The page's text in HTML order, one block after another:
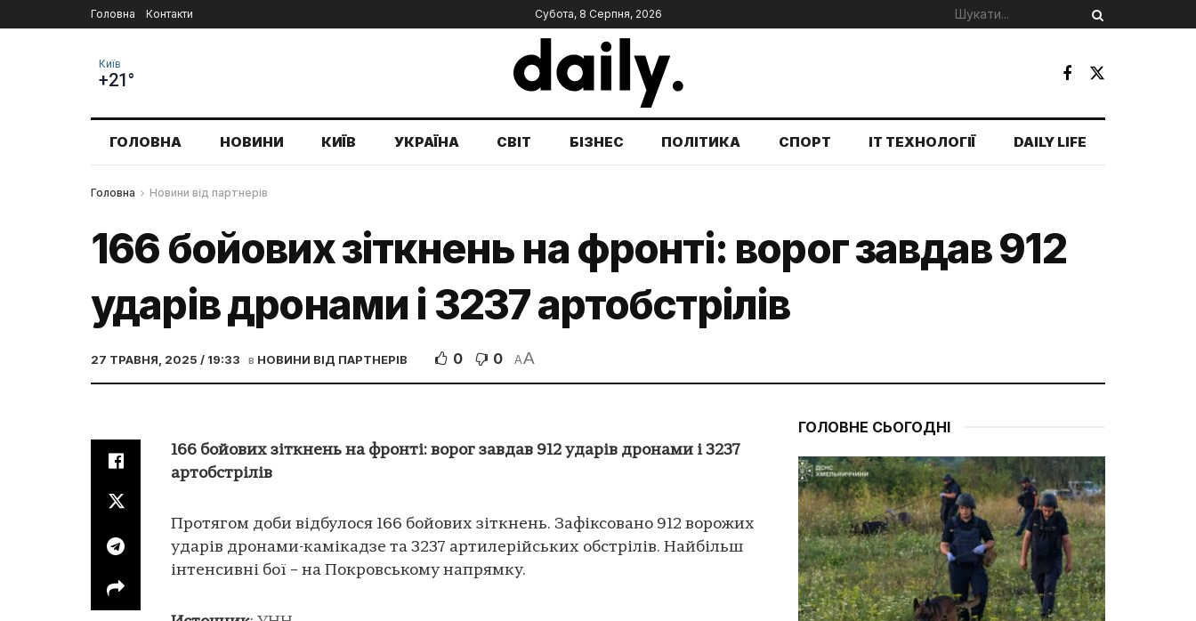
Головна Контакти Субота, 8 Серпня, 2026
Київ
+21°
ГОЛОВНА НОВИНИ КИЇВ УКРАЇНА СВІТ БІЗНЕС ПОЛІТИКА СПОРТ IT ТЕХНОЛОГІЇ DAILY LIFE
Головна Новини від партнерів
166 бойових зіткнень на фронті: ворог завдав 912
ударів дронами і 3237 артобстрілів
27 ТРАВНЯ, 2025 / 19:33 в НОВИНИ ВІД ПАРТНЕРІВ 0 0 AA
166 бойових зіткнень на фронті: ворог завдав 912 ударів дронами і 3237
артобстрілів
Протягом доби відбулося 166 бойових зіткнень. Зафіксовано 912 ворожих
ударів дронами-камікадзе та 3237 артилерійських обстрілів. Найбільш
інтенсивні бої – на Покровському напрямку.
ГОЛОВНЕ СЬОГОДНІ